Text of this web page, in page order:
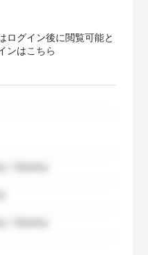
ログイン後に閲覧可能と
ンはこちら